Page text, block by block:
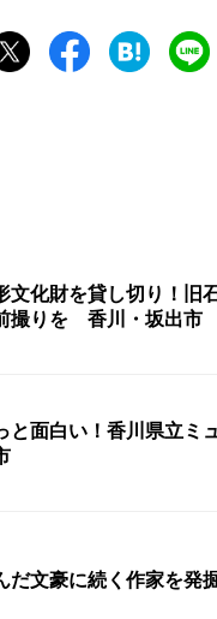
文化財を貸し切り！旧
撮りを 香川・坂出市
と面白い！香川県立ミ
だ文豪に続く作家を